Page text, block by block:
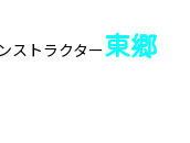
ストラクター東郷